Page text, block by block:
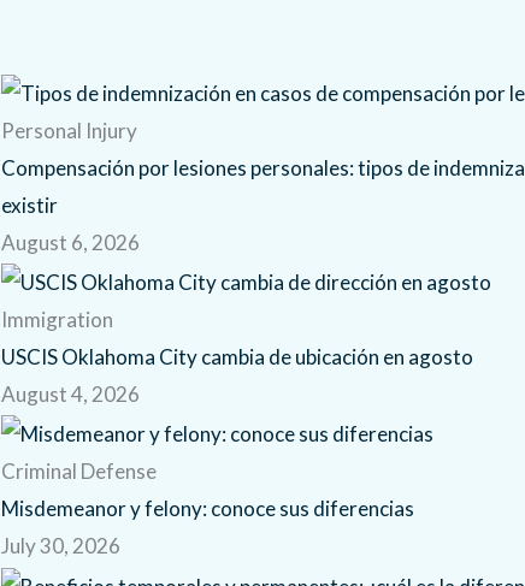
Personal Injury
Compensación por lesiones personales: tipos de
existir
August 6, 2026
Immigration
USCIS Oklahoma City cambia de ubicación en agosto
August 4, 2026
Criminal Defense
Misdemeanor y felony: conoce sus diferencias
July 30, 2026